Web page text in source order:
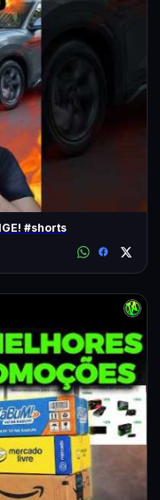
#shorts